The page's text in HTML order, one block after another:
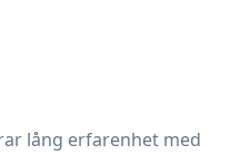
lång erfarenhet med